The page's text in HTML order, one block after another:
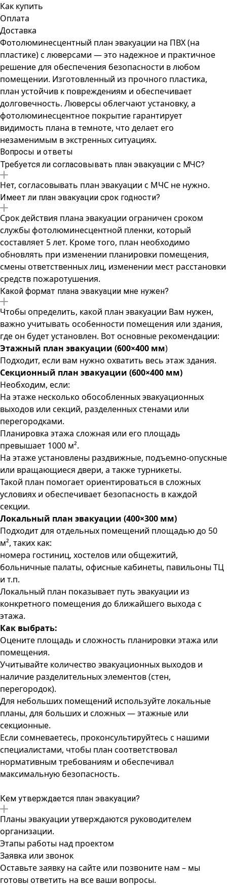
Как купить
Оплата
Доставка
Фотолюминесцентный план эвакуации на ПВХ (на
пластике) с люверсами — это надежное и практичное
решение для обеспечения безопасности в любом
помещении. Изготовленный из прочного пластика,
план устойчив к повреждениям и обеспечивает
долговечность. Люверсы облегчают установку, а
фотолюминесцентное покрытие гарантирует
видимость плана в темноте, что делает его
незаменимым в экстренных ситуациях.
Вопросы и ответы
Требуется ли согласовывать план эвакуации с МЧС?
Нет, согласовывать план эвакуации с МЧС не нужно.
Имеет ли план эвакуации срок годности?
Срок действия плана эвакуации ограничен сроком
службы фотолюминесцентной пленки, который
составляет 5 лет. Кроме того, план необходимо
обновлять при изменении планировки помещения,
смены ответственных лиц, изменении мест расстановки
средств пожаротушения.
Какой формат плана эвакуации мне нужен?
Чтобы определить, какой план эвакуации Вам нужен,
важно учитывать особенности помещения или здания,
где он будет установлен. Вот основные рекомендации:
Этажный план эвакуации (600×400 мм)
Подходит, если вам нужно охватить весь этаж здания.
Секционный план эвакуации (600×400 мм)
Необходим, если:
На этаже несколько обособленных эвакуационных
выходов или секций, разделенных стенами или
перегородками.
Планировка этажа сложная или его площадь
превышает 1000 м².
На этаже установлены раздвижные, подъемно-опускные
или вращающиеся двери, а также турникеты.
Такой план помогает ориентироваться в сложных
условиях и обеспечивает безопасность в каждой
секции.
Локальный план эвакуации (400×300 мм)
Подходит для отдельных помещений площадью до 50
м², таких как:
номера гостиниц, хостелов или общежитий,
больничные палаты, офисные кабинеты, павильоны ТЦ
и т.п.
Локальный план показывает путь эвакуации из
конкретного помещения до ближайшего выхода с
этажа.
Как выбрать:
Оцените площадь и сложность планировки этажа или
помещения.
Учитывайте количество эвакуационных выходов и
наличие разделительных элементов (стен,
перегородок).
Для небольших помещений используйте локальные
планы, для больших и сложных — этажные или
секционные.
Если сомневаетесь, проконсультируйтесь с нашими
специалистами, чтобы план соответствовал
нормативным требованиям и обеспечивал
максимальную безопасность.
Кем утверждается план эвакуации?
Планы эвакуации утверждаются руководителем
организации.
Этапы работы над проектом
Заявка или звонок
Оставьте заявку на сайте или позвоните нам – мы
готовы ответить на все ваши вопросы.